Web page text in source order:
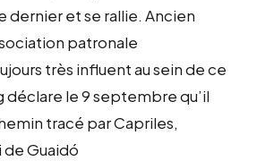
dernier et se rallie. Ancien
patronale
très influent au sein de ce
déclare le 9 septembre qu’il
tracé par Capriles,
de Guaidó